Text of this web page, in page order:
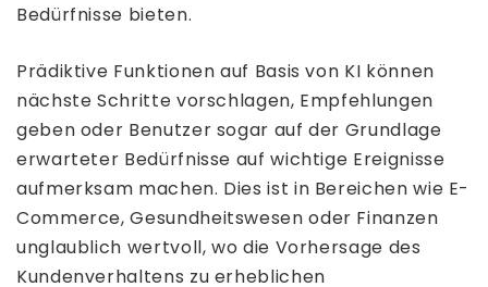
Bedürfnisse bieten.
Prädiktive Funktionen auf Basis von KI können
nächste Schritte vorschlagen, Empfehlungen
geben oder Benutzer sogar auf der Grundlage
erwarteter Bedürfnisse auf wichtige Ereignisse
aufmerksam machen. Dies ist in Bereichen wie E-
Commerce, Gesundheitswesen oder Finanzen
unglaublich wertvoll, wo die Vorhersage des
Kundenverhaltens zu erheblichen